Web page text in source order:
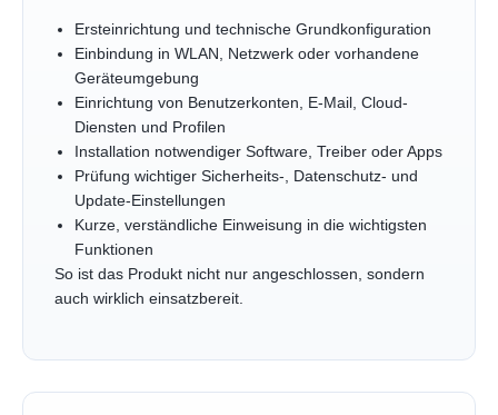
Ersteinrichtung und technische Grundkonfiguration
Einbindung in WLAN, Netzwerk oder vorhandene
Geräteumgebung
Einrichtung von Benutzerkonten, E-Mail, Cloud-
Diensten und Profilen
Installation notwendiger Software, Treiber oder Apps
Prüfung wichtiger Sicherheits-, Datenschutz- und
Update-Einstellungen
Kurze, verständliche Einweisung in die wichtigsten
Funktionen
So ist das Produkt nicht nur angeschlossen, sondern
auch wirklich einsatzbereit.